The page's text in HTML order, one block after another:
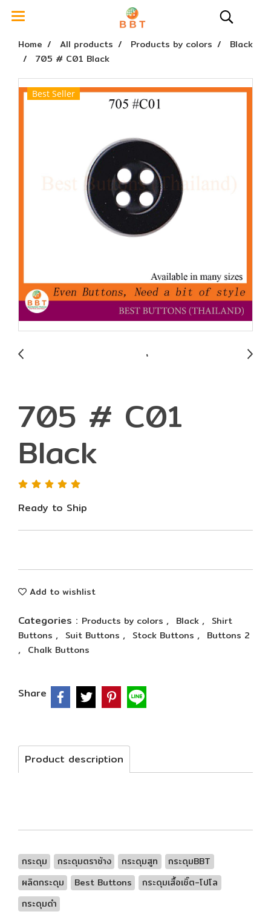
Home All products Products by colors
Black
705 # C01 Black
Best Seller
705 # C01
Black
Ready to Ship
Add to wishlist
Categories : Products by colors , Black , Shirt
Buttons , Suit Buttons , Stock Buttons , Buttons 2
, Chalk Buttons
Share
Product description
กระดุม กระดุมตราช้าง กระดุมสูท
กระดุมBBT
ผลิตกระดุม
Best Buttons
กระดุมเสื้อเชิ๊ต-โปโล
กระดุมดำ